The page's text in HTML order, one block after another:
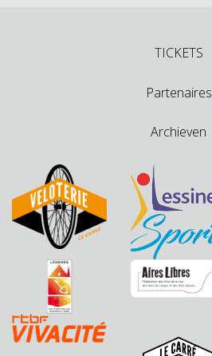
TICKETS
Partenaires
Archieven